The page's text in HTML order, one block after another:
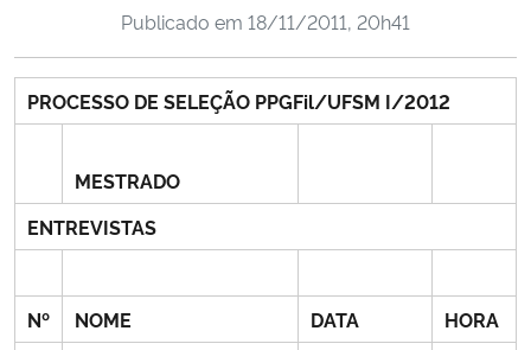
Ministério da Cidadania
Ministério da Saúde
Ministério da Ciência, Tecnologia, Inovações e Comunicações
Ministério do Turismo
Publicado em 18/11/2011, 20h41
PROCESSO DE SELEÇÃO PPGFil/UFSM I/2012
MESTRADO
ENTREVISTAS
Nº NOME DATA
HORA